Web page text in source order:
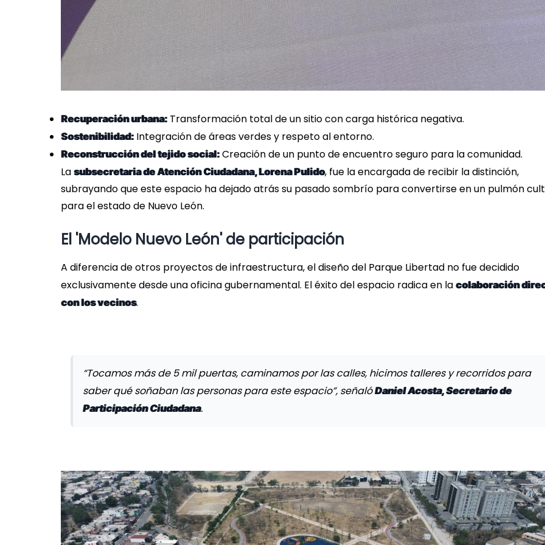
Recuperación urbana: Transformación total de un sitio con carga histórica negativa.
Sostenibilidad: Integración de áreas verdes y respeto al entorno.
Reconstrucción del tejido social: Creación de un punto de encuentro seguro para la comunidad.
La subsecretaria de Atención Ciudadana, Lorena Pulido, fue la encargada de recibir la distinción,
subrayando que este espacio ha dejado atrás su pasado sombrío para convertirse en un pulmón
para el estado de Nuevo León.
El 'Modelo Nuevo León' de participación
A diferencia de otros proyectos de infraestructura, el diseño del Parque Libertad no fue decidido
exclusivamente desde una oficina gubernamental. El éxito del espacio radica en la colaboración
con los vecinos.
“Tocamos más de 5 mil puertas, caminamos por las calles, hicimos talleres y recorridos para
saber qué soñaban las personas para este espacio”, señalóDaniel Acosta, Secretario de
Participación Ciudadana.